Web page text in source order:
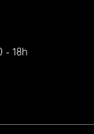
- 18h